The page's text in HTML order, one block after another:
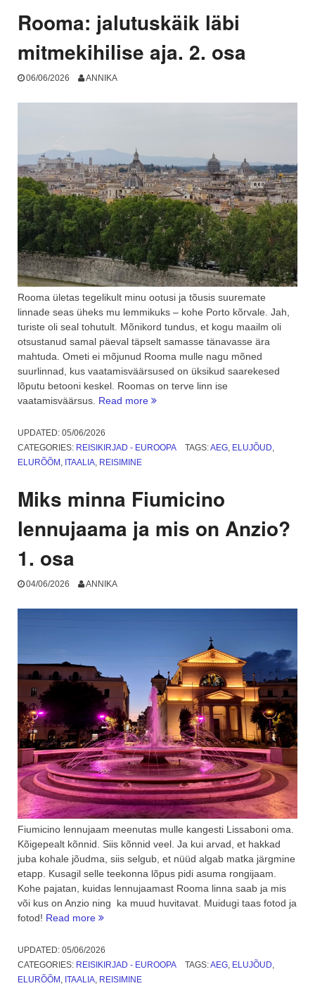
Rooma: jalutuskäik läbi
mitmekihilise aja. 2. osa
06/06/2026 ANNIKA
Rooma ületas tegelikult minu ootusi ja tõusis suuremate
linnade seas üheks mu lemmikuks – kohe Porto kõrvale. Jah,
turiste oli seal tohutult. Mõnikord tundus, et kogu maailm oli
otsustanud samal päeval täpselt samasse tänavasse ära
mahtuda. Ometi ei mõjunud Rooma mulle nagu mõned
suurlinnad, kus vaatamisväärsused on üksikud saarekesed
lõputu betooni keskel. Roomas on terve linn ise
vaatamisväärsus. Read more “Rooma:
mitmekihilise
UPDATED: 05/06/2026
CATEGORIES: REISIKIRJAD - EUROOPA TAGS:AEG, ELUJÕUD,
ELURÕÕM , ITAALIA, REISIMINE
Miks minna Fiumicino
lennujaama ja mis on Anzio?
1. osa
04/06/2026 ANNIKA
Fiumicino lennujaam meenutas mulle kangesti Lissaboni oma.
Kõigepealt kõnnid. Siis kõnnid veel. Ja kui arvad, et hakkad
juba kohale jõudma, siis selgub, et nüüd algab matka järgmine
etapp. Kusagil selle teekonna lõpus pidi asuma rongijaam.
Kohe pajatan, kuidas lennujaamast Rooma linna saab ja mis
või kus on Anzio ning ka muud huvitavat. Muidugi taas fotod ja
fotod! Read more “Miks
Fiumicino
lennujaama
ja
UPDATED: 05/06/2026
CATEGORIES: REISIKIRJAD - EUROOPA TAGS:AEG, ELUJÕUD,
ELURÕÕM, ITAALIA, REISIMINE